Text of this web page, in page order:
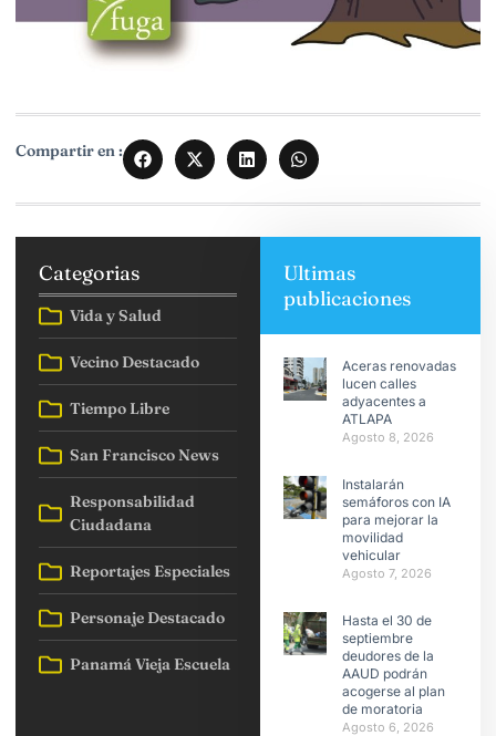
Compartir en :
Categorias
Vida y Salud
Vecino Destacado
Tiempo Libre
San Francisco News
Responsabilidad
Ciudadana
Reportajes Especiales
Personaje Destacado
Panamá Vieja Escuela
Ultimas
publicaciones
Aceras renovadas
lucen calles
adyacentes a
ATLAPA
Agosto 8, 2026
Instalarán
semáforos con IA
para mejorar la
movilidad
vehicular
Agosto 7, 2026
Hasta el 30 de
septiembre
deudores de la
AAUD podrán
acogerse al plan
de moratoria
Agosto 6, 2026